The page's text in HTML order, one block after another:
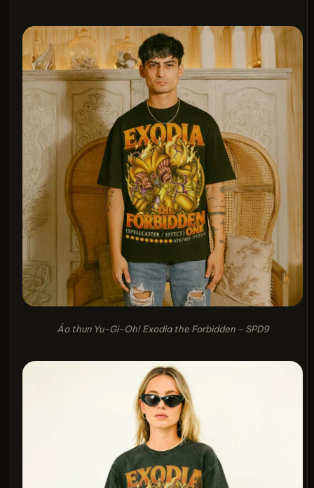
Áo thun Yu-Gi-Oh! Exodia the Forbidden – SPD9